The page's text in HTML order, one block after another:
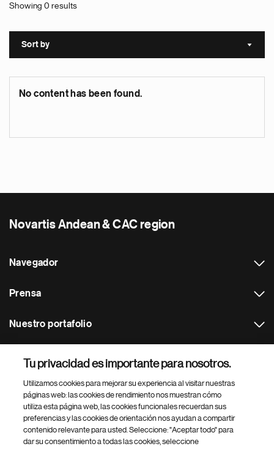
Showing 0 results
Sort by Sort
No content has been found.
Novartis Andean & CAC region
Navegador
Prensa
Nuestro portafolio
Footer Site Search
Tu privacidad es importante para nosotros.
Utilizamos cookies para mejorar su experiencia al visitar nuestras
páginas web: las cookies de rendimiento nos muestran cómo
utiliza esta página web, las cookies funcionales recuerdan sus
preferencias y las cookies de orientación nos ayudan a compartir
contenido relevante para usted. Seleccione: "Aceptar todo" para
dar su consentimiento a todas las cookies, seleccione